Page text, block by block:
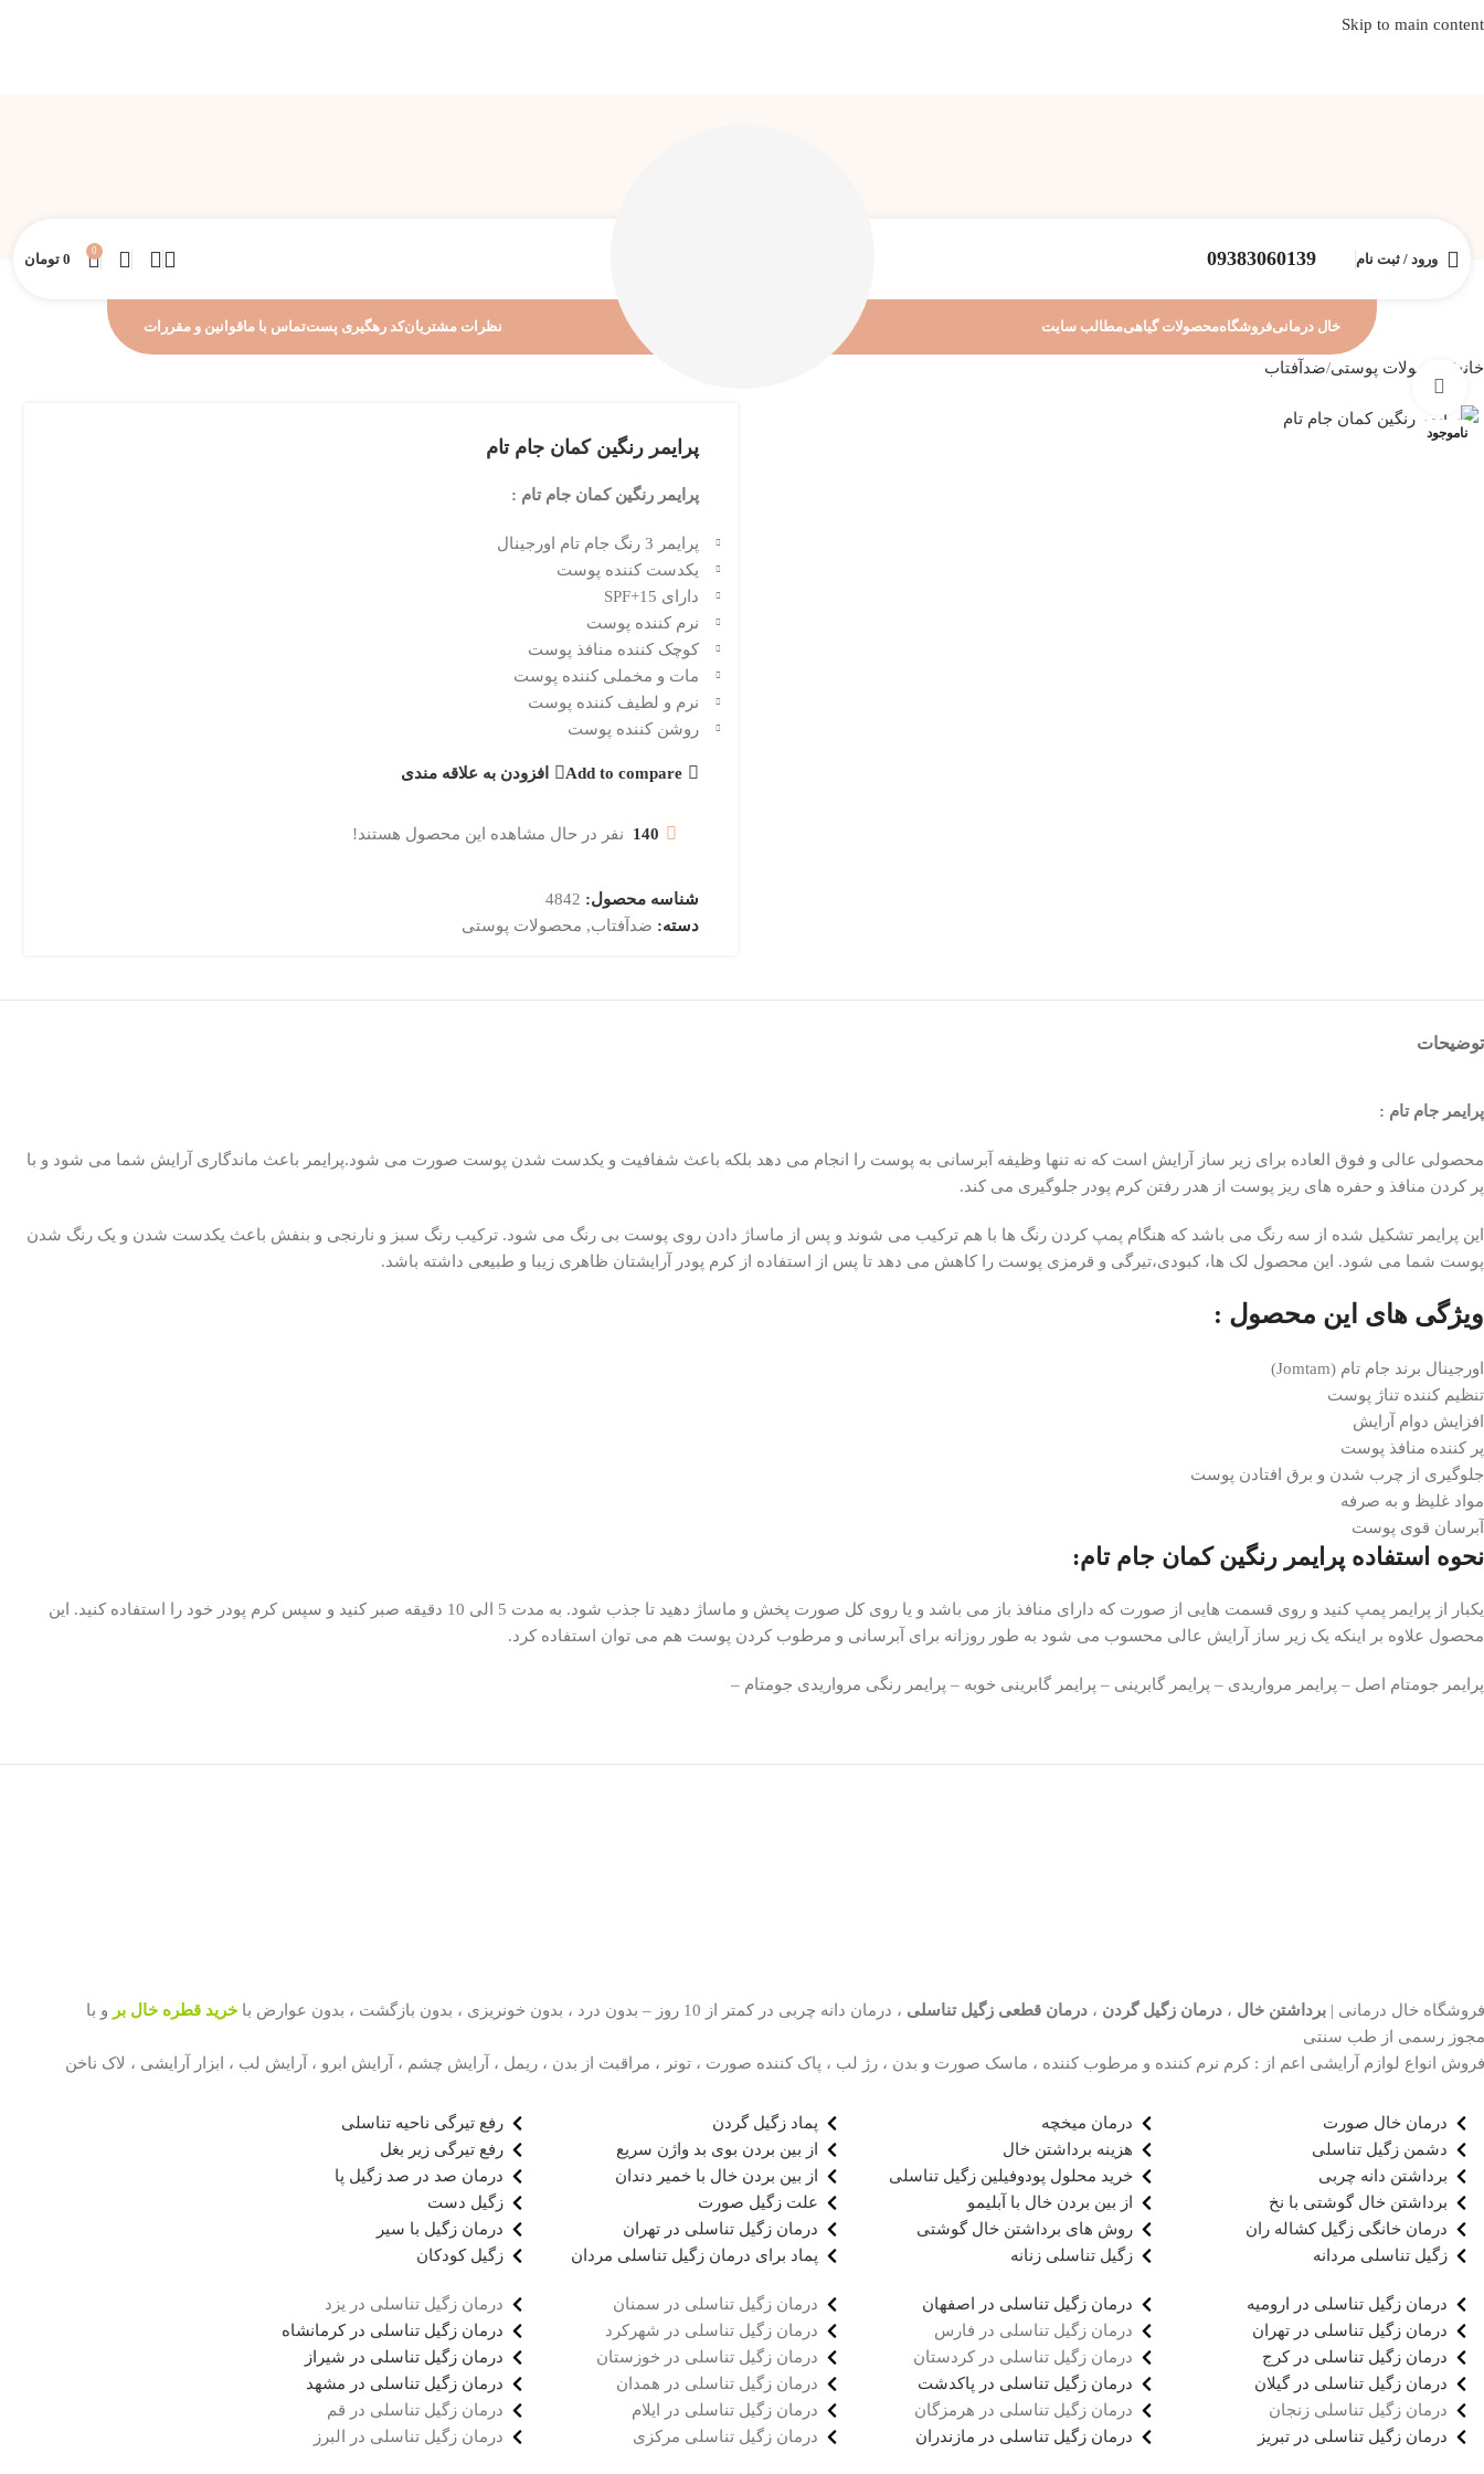
Skip to main content
ورود / ثبت نام 09383060139
0
0 تومان
خال درمانیفروشگاهمحصولات گیاهیمطالب سایت نظرات مشتریانکد رهگیری پستتماس با ماقوانین و مقررات
خانه محصولات پوستی ضدآفتاب
ناموجود
پرایمر رنگین کمان جام تام
پرایمر رنگین کمان جام تام :
پرایمر 3 رنگ جام تام اورجینال
یکدست کننده پوست
دارای SPF+15
نرم کننده پوست
کوچک کننده منافذ پوست
مات و مخملی کننده پوست
نرم و لطیف کننده پوست
روشن کننده پوست
Add to compare افزودن به علاقه مندی
140 نفر در حال مشاهده این محصول هستند!
شناسه محصول: 4842
دسته: ضدآفتاب, محصولات پوستی
توضیحات
پرایمر جام تام :
محصولی عالی و فوق العاده برای زیر ساز آرایش است که نه تنها وظیفه آبرسانی به پوست را انجام می دهد بلکه باعث شفافیت و یکدست شدن پوست صورت می شود.پرایمر باعث ماندگاری آرایش شما می شود و با
پر کردن منافذ و حفره های ریز پوست از هدر رفتن کرم پودر جلوگیری می کند.
این پرایمر تشکیل شده از سه رنگ می باشد که هنگام پمپ کردن رنگ ها با هم ترکیب می شوند و پس از ماساژ دادن روی پوست بی رنگ می شود. ترکیب رنگ سبز و نارنجی و بنفش باعث یکدست شدن و یک رنگ شدن
پوست شما می شود. این محصول لک ها، کبودی،تیرگی و قرمزی پوست را کاهش می دهد تا پس از استفاده از کرم پودر آرایشتان ظاهری زیبا و طبیعی داشته باشد.
ویژگی های این محصول :
اورجینال برند جام تام (Jomtam)
تنظیم کننده تناژ پوست
افزایش دوام آرایش
پر کننده منافذ پوست
جلوگیری از چرب شدن و برق افتادن پوست
مواد غلیظ و به صرفه
آبرسان قوی پوست
نحوه استفاده پرایمر رنگین کمان جام تام:
یکبار از پرایمر پمپ کنید و روی قسمت هایی از صورت که دارای منافذ باز می باشد و یا روی کل صورت پخش و ماساژ دهید تا جذب شود. به مدت 5 الی 10 دقیقه صبر کنید و سپس کرم پودر خود را استفاده کنید. این
محصول علاوه بر اینکه یک زیر ساز آرایش عالی محسوب می شود به طور روزانه برای آبرسانی و مرطوب کردن پوست هم می توان استفاده کرد.
پرایمر جومتام اصل – پرایمر مرواریدی – پرایمر گابرینی – پرایمر گابرینی خوبه – پرایمر رنگی مرواریدی جومتام –
فروشگاه خال درمانی |برداشتن خال ،درمان زگیل گردن ،درمان قطعی زگیل تناسلی ، درمان دانه چربی در کمتر از 10 روز – بدون درد ، بدون خونریزی ، بدون بازگشت ، بدون عوارض با خرید قطره خال بر و با
مجوز رسمی از طب سنتی
فروش انواع لوازم آرایشی اعم از : کرم نرم کننده و مرطوب کننده ، ماسک صورت و بدن ، رژ لب ، پاک کننده صورت ، تونر ، مراقبت از بدن ، ریمل ، آرایش چشم ، آرایش ابرو ، آرایش لب ، ابزار آرایشی ، لاک ناخن
درمان خال صورت
دشمن زگیل تناسلی
برداشتن دانه چربی
برداشتن خال گوشتی با نخ
درمان خانگی زگیل کشاله ران
زگیل تناسلی مردانه
درمان میخچه
هزینه برداشتن خال
خرید محلول پودوفیلین زگیل تناسلی
از بین بردن خال با آبلیمو
روش های برداشتن خال گوشتی
زگیل تناسلی زنانه
پماد زگیل گردن
از بین بردن بوی بد واژن سریع
از بین بردن خال با خمیر دندان
علت زگیل صورت
درمان زگیل تناسلی در تهران
پماد برای درمان زگیل تناسلی مردان
رفع تیرگی ناحیه تناسلی
رفع تیرگی زیر بغل
درمان صد در صد زگیل پا
زگیل دست
درمان زگیل با سیر
زگیل کودکان
درمان زگیل تناسلی در ارومیه
درمان زگیل تناسلی در تهران
درمان زگیل تناسلی در کرج
درمان زگیل تناسلی در گیلان
درمان زگیل تناسلی زنجان
درمان زگیل تناسلی در تبریز
درمان زگیل تناسلی در اصفهان
درمان زگیل تناسلی در فارس
درمان زگیل تناسلی در کردستان
درمان زگیل تناسلی در پاکدشت
درمان زگیل تناسلی در هرمزگان
درمان زگیل تناسلی در مازندران
درمان زگیل تناسلی در سمنان
درمان زگیل تناسلی در شهرکرد
درمان زگیل تناسلی در خوزستان
درمان زگیل تناسلی در همدان
درمان زگیل تناسلی در ایلام
درمان زگیل تناسلی مرکزی
درمان زگیل تناسلی در یزد
درمان زگیل تناسلی در کرمانشاه
درمان زگیل تناسلی در شیراز
درمان زگیل تناسلی در مشهد
درمان زگیل تناسلی در قم
درمان زگیل تناسلی در البرز